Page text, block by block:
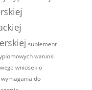
suplement
warunki
wniosek o
wymagania do